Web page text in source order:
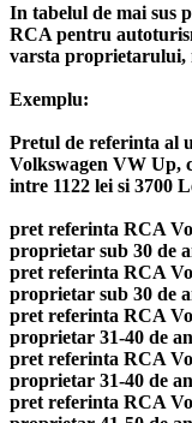
In tabelul de mai sus
RCA pentru
varsta proprietarului,
Exemplu:
Pretul de referinta al
Volkswagen VW Up,
intre 1122 lei si 3700
pret referinta RCA
proprietar sub 30 de
pret referinta RCA
proprietar sub 30 de
pret referinta RCA
proprietar 31-40 de
pret referinta RCA
proprietar 31-40 de
pret referinta RCA